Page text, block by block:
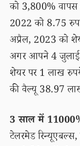
को 3,800%
2022 को 8.75
अप्रैल, 2023 को
अगर आपने 4 जुलाई
शेयर पर 1 लाख
की वैल्यू 38.97
3 साल में
टेलरमेड